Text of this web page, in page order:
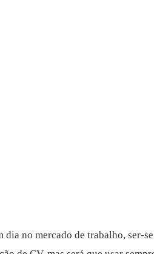
no mercado de trabalho, ser-